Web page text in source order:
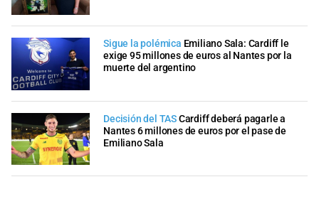
Sigue la polémica Emiliano Sala: Cardiff le
exige 95 millones de euros al Nantes por la
muerte del argentino
Decisión del TASCardiff deberá pagarle a
Nantes 6 millones de euros por el pase de
Emiliano Sala